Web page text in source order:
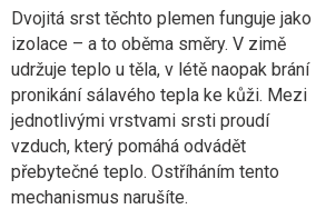
Dvojitá srst těchto plemen funguje jako
izolace – a to oběma směry. V zimě
udržuje teplo u těla, v létě naopak brání
pronikání sálavého tepla ke kůži. Mezi
jednotlivými vrstvami srsti proudí
vzduch, který pomáhá odvádět
přebytečné teplo. Ostříháním tento
mechanismus narušíte.